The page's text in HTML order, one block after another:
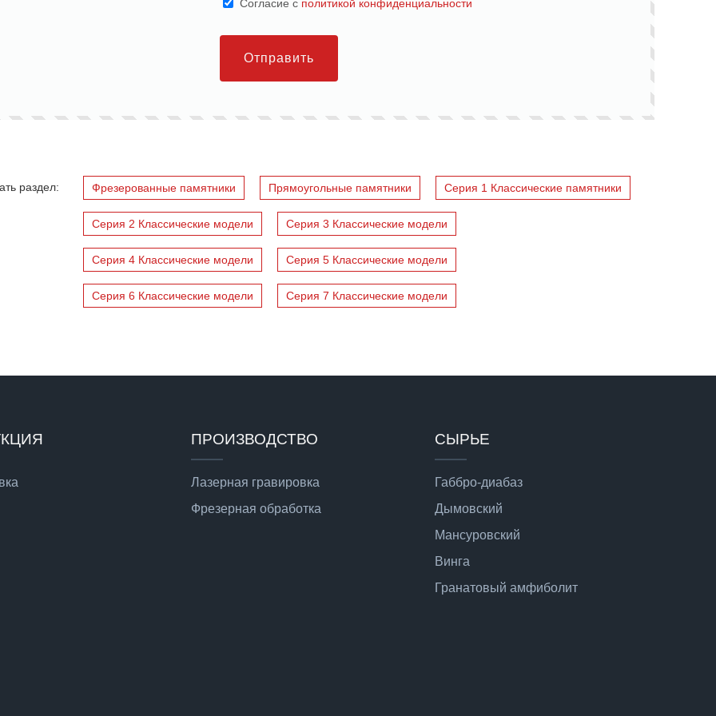
Cогласие с политикой конфиденциальности
Отправить
раздел: Фрезерованные памятники Прямоугольные памятники Серия 1 Классические памятники
Серия 2 Классические модели Серия 3 Классические модели
Серия 4 Классические модели Серия 5 Классические модели
Серия 6 Классические модели Серия 7 Классические модели
ПРОИЗВОДСТВО
Лазерная гравировка
Фрезерная обработка
СЫРЬЕ
Габбро-диабаз
Дымовский
Мансуровский
Винга
Гранатовый амфиболит